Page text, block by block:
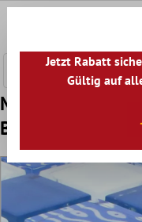
Muster von
Blau Weiss
Jetzt Rabatt
Gültig auf